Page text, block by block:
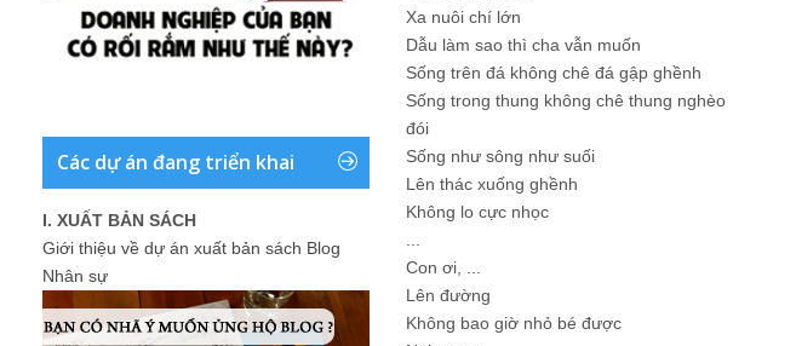
Các dự án đang triển khai
I. XUẤT BẢN SÁCH
Giới thiệu về dự án xuất bản sách Blog
Nhân sự
Xa nuôi chí lớn
Dẫu làm sao thì cha vẫn muốn
Sống trên đá không chê đá gập ghềnh
Sống trong thung không chê thung nghèo
đói
Sống như sông như suối
Lên thác xuống ghềnh
Không lo cực nhọc
Con ơi, ...
Lên đường
Không bao giờ nhỏ bé được